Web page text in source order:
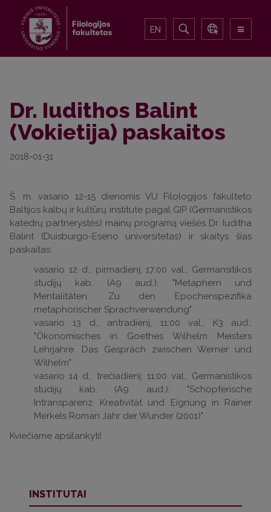
EN
Dr. Iudithos Balint
(Vokietija) paskaitos
2018-01-31
Š. m. vasario 12-15 dienomis VU Filologijos fakulteto
Baltijos kalbų ir kultūrų institute pagal GIP (Germanistikos
katedrų partnerystės) mainų programą viešės Dr. Iuditha
Balint (Duisburgo-Eseno universitetas) ir skaitys šias
paskaitas:
vasario 12 d., pirmadienį, 17:00 val., Germansitikos
studijų kab. (A9 aud.): "Metaphern und
Mentalitäten. Zu den Epochenspezifika
metaphorischer Sprachverwendung"
vasario 13 d., antradienį, 11:00 val., K3 aud.:
"Ökonomisches in Goethes Wilhelm Meisters
Lehrjahre. Das Gespräch zwischen Werner und
Wilhelm"
vasario 14 d., trečiadienį, 11:00 val., Germanistikos
studijų kab. (A9 aud.): "Schöpferische
Intransparenz. Kreativität und Eignung in Rainer
Merkels Roman Jahr der Wunder (2001)"
Kviečiame apsilankyti!
INSTITUTAI